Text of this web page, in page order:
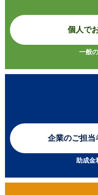
個人で
一般
企業のご担当
助成金